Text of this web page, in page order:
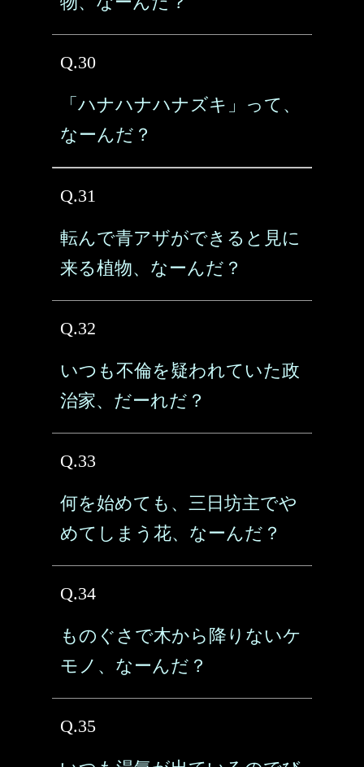
Q.30
「ハナハナハナズキ」って、
なーんだ？
Q.31
転んで青アザができると見に
来る植物、なーんだ？
Q.32
いつも不倫を疑われていた政
治家、だーれだ？
Q.33
何を始めても、三日坊主でや
めてしまう花、なーんだ？
Q.34
ものぐさで木から降りないケ
モノ、なーんだ？
Q.35